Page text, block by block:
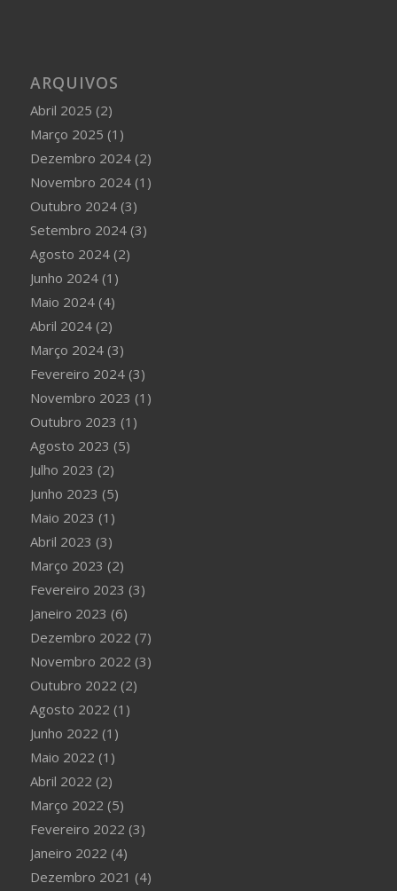
ARQUIVOS
Abril 2025 (2)
Março 2025 (1)
Dezembro 2024(2)
Novembro 2024(1)
Outubro 2024(3)
Setembro 2024(3)
Agosto 2024(2)
Junho 2024(1)
Maio 2024(4)
Abril 2024(2)
Março 2024(3)
Fevereiro 2024(3)
Novembro 2023 (1)
Outubro 2023 (1)
Agosto 2023 (5)
Julho 2023 (2)
Junho 2023 (5)
Maio 2023 (1)
Abril 2023 (3)
Março 2023 (2)
Fevereiro 2023 (3)
Janeiro 2023 (6)
Dezembro 2022 (7)
Novembro 2022 (3)
Outubro 2022 (2)
Agosto 2022 (1)
Junho 2022 (1)
Maio 2022 (1)
Abril 2022 (2)
Março 2022 (5)
Fevereiro 2022 (3)
Janeiro 2022 (4)
Dezembro 2021 (4)